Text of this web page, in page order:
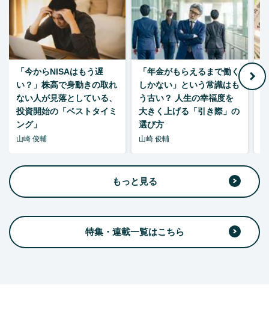
「今からNISAはもう遅
い？」株高で身動きの取れ
ない人が見落としている、
投資開始の「ベストタイミ
ング」
山崎 俊輔
「年金がもらえるまで働く
しかない」という常識はも
う古い？ 人生の幸福度を
大きく上げる「引き際」の
選び方
山崎 俊輔
もっと見る
特集・連載一覧はこちら